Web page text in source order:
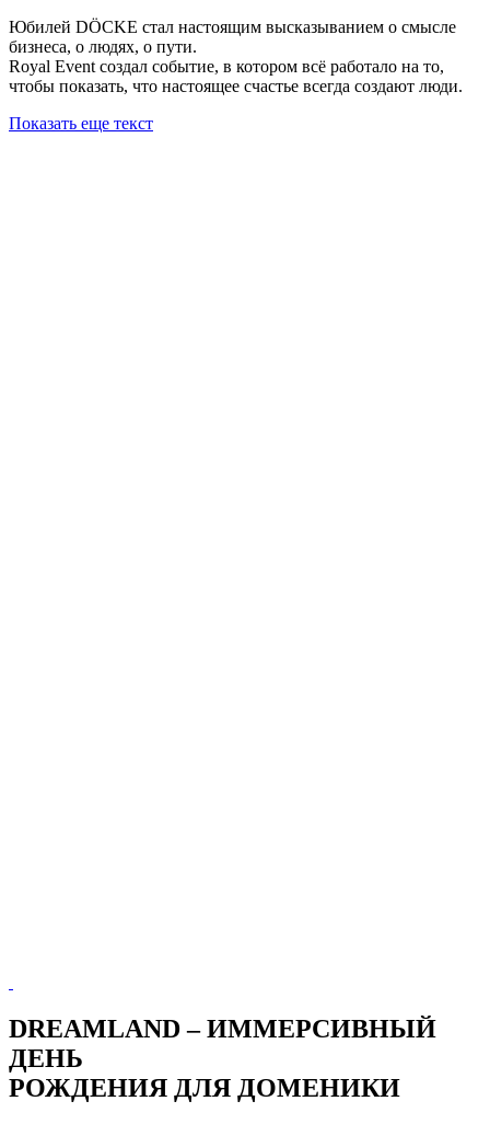
Юбилей DÖCKE стал настоящим высказыванием о смысле
бизнеса, о людях, о пути.
Royal Event создал событие, в котором всё работало на то,
чтобы показать, что настоящее счастье всегда создают люди.
Показать еще текст
DREAMLAND – ИММЕРСИВНЫЙ
ДЕНЬ
РОЖДЕНИЯ ДЛЯ ДОМЕНИКИ